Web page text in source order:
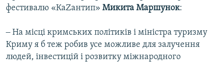
фестивалю «КаZантип» Микита Маршунок:
‒ На місці кримських політиків і міністра туризму
Криму я б теж робив усе можливе для залучення
людей, інвестицій і розвитку міжнародного